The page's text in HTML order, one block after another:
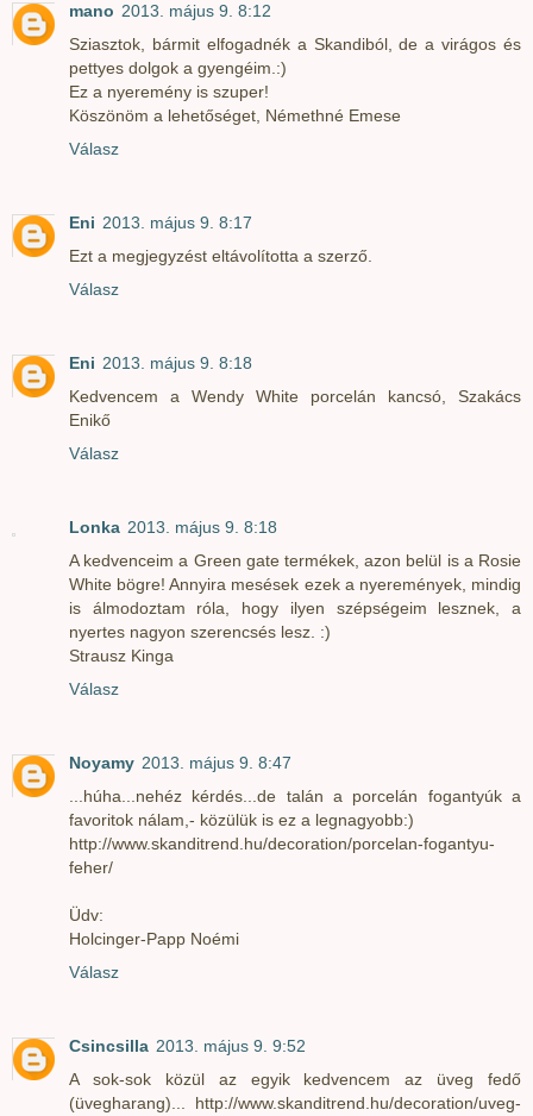
mano 2013. május 9. 8:12
Sziasztok, bármit elfogadnék a Skandiból, de a virágos és
pettyes dolgok a gyengéim.:)
Ez a nyeremény is szuper!
Köszönöm a lehetőséget, Némethné Emese
Válasz
Eni 2013. május 9. 8:17
Ezt a megjegyzést eltávolította a szerző.
Válasz
Eni 2013. május 9. 8:18
Kedvencem a Wendy White porcelán kancsó, Szakács
Enikő
Válasz
Lonka 2013. május 9. 8:18
A kedvenceim a Green gate termékek, azon belül is a Rosie
White bögre! Annyira mesések ezek a nyeremények, mindig
is álmodoztam róla, hogy ilyen szépségeim lesznek, a
nyertes nagyon szerencsés lesz. :)
Strausz Kinga
Válasz
Noyamy 2013. május 9. 8:47
...húha...nehéz kérdés...de talán a porcelán fogantyúk a
favoritok nálam,- közülük is ez a legnagyobb:)
http://www.skanditrend.hu/decoration/porcelan-fogantyu-
feher/
Üdv:
Holcinger-Papp Noémi
Válasz
Csincsilla 2013. május 9. 9:52
A sok-sok közül az egyik kedvencem az üveg fedő
(üvegharang)... http://www.skanditrend.hu/decoration/uveg-